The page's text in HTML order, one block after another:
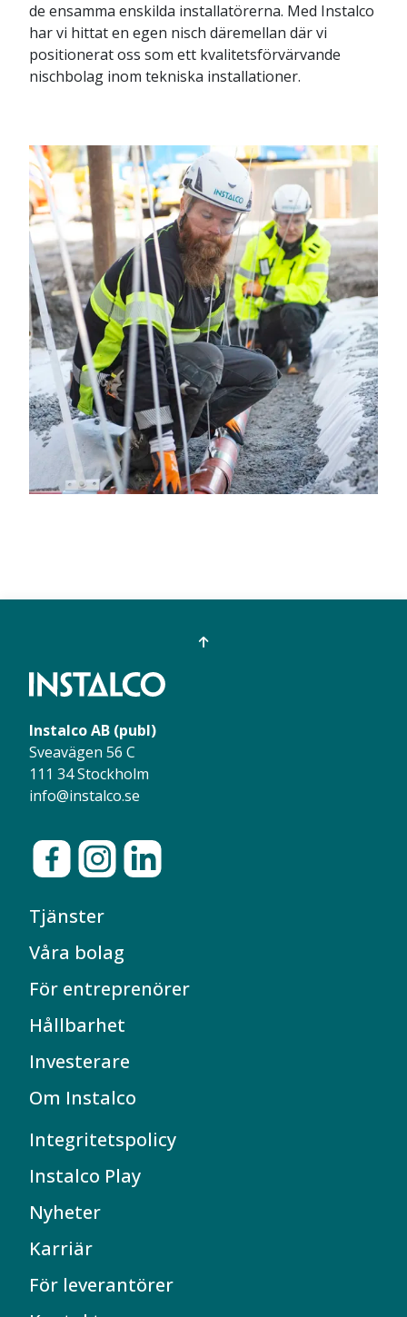
de ensamma enskilda installatörerna. Med Instalco
har vi hittat en egen nisch däremellan där vi
positionerat oss som ett kvalitetsförvärvande
nischbolag inom tekniska installationer.
Instalco AB (publ)
Sveavägen 56 C
111 34 Stockholm
info@instalco.se
Tjänster
Våra bolag
För entreprenörer
Hållbarhet
Investerare
Om Instalco
Integritetspolicy
Instalco Play
Nyheter
Karriär
För leverantörer